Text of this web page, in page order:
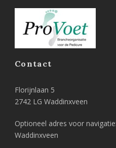
Contact
Florijnlaan 5
2742 LG Waddinxveen
Optioneel adres voor
Waddinxveen